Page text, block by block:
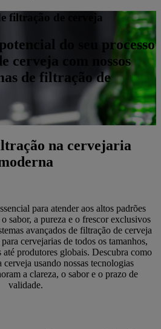
filtração de cerveja
do seu processo
cerveja com nossos
de filtração de
na cervejaria
para atender aos altos padrões
sabor, a pureza e o frescor exclusivos
avançados de filtração de cerveja
cervejarias de todos os tamanhos,
até produtores globais. Descubra como
usando nossas tecnologias
a clareza, o sabor e o prazo de
validade.